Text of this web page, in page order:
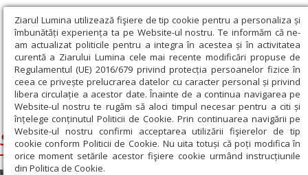
Ziarul Lumina utilizează fişiere de tip cookie pentru a personaliza și
îmbunătăți experiența ta pe Website-ul nostru. Te informăm că ne-
am actualizat politicile pentru a integra în acestea și în activitatea
curentă a Ziarului Lumina cele mai recente modificări propuse de
Regulamentul (UE) 2016/679 privind protecția persoanelor fizice în
ceea ce privește prelucrarea datelor cu caracter personal și privind
libera circulație a acestor date. Înainte de a continua navigarea pe
Website-ul nostru te rugăm să aloci timpul necesar pentru a citi și
înțelege conținutul Politicii de Cookie. Prin continuarea navigării pe
Website-ul nostru confirmi acceptarea utilizării fişierelor de tip
cookie conform Politicii de Cookie. Nu uita totuși că poți modifica în
orice moment setările acestor fişiere cookie urmând instrucțiunile
din Politica de Cookie.
Ziarul Lumina › Siluan, Episcopul Ungariei
Siluan, Episcopul Ungariei